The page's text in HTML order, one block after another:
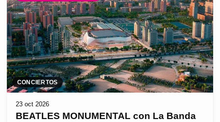
CONCIERTOS
23 oct 2026
BEATLES MONUMENTAL con La Banda